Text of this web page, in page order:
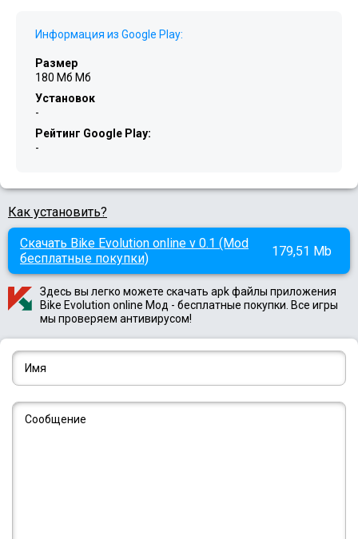
Информация из Google Play:
Размер
180 Мб Мб
Установок
-
Рейтинг Google Play:
-
Как установить?
Скачать Bike Evolution online v 0.1 (Mod
бесплатные покупки)
179,51 Mb
Здесь вы легко можете скачать apk файлы приложения
Bike Evolution online Мод - бесплатные покупки. Все игры
мы проверяем антивирусом!